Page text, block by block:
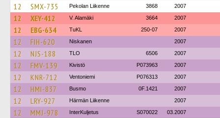
12 SMX-735 Pekolan Liikenne 3868 2007
12 XEY-412 V. Alamäki 3664 2007
12 EBG-634 TuKL 250-07 2007
12 FIH-620 Niskanen 2007
12 NJS-188 TLO 6506 2007
12 FMV-139 Kivistö P073963 2007
12 KNR-712 Ventoniemi P076313 2007
12 HMI-837 Busmo 0F.1421 2007
12 LRY-927 Härmän Liikenne 2007
12 MMJ-978 InterKuljetus S070022 03.2007